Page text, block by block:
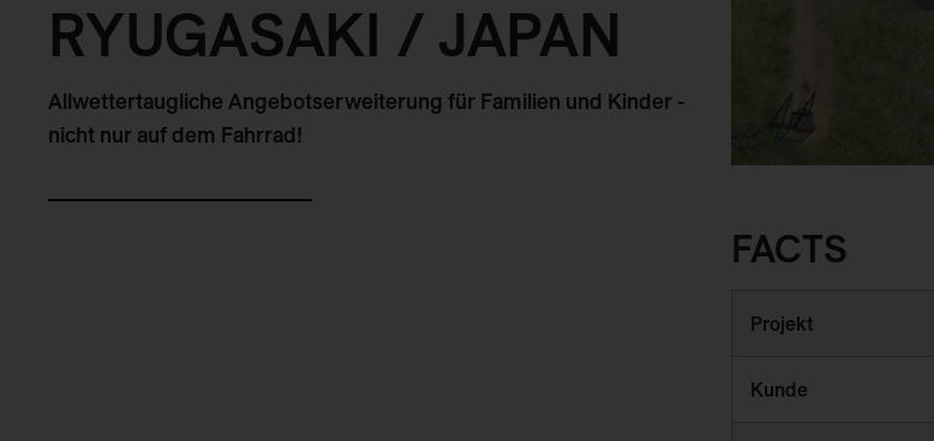
RYUGASAKI / JAPAN
Allwettertaugliche Angebotserweiterung für Familien und Kinder -
nicht nur auf dem Fahrrad!
FACTS
Projekt
Kunde